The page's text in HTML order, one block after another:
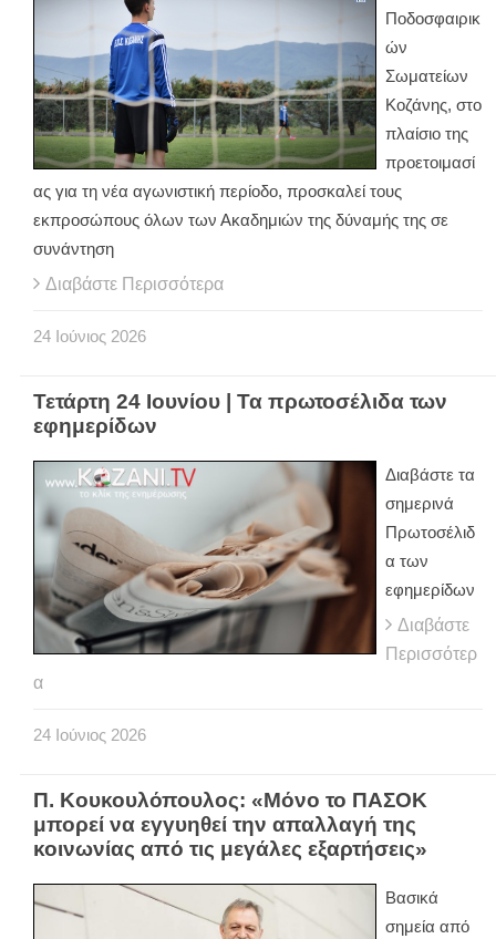
Ποδοσφαιρικ
ών
Σωματείων
Κοζάνης, στο
πλαίσιο της
προετοιμασί
ας για τη νέα αγωνιστική περίοδο, προσκαλεί τους
εκπροσώπους όλων των Ακαδημιών της δύναμής της σε
συνάντηση
Διαβάστε Περισσότερα
24 Ιούνιος 2026
Τετάρτη 24 Ιουνίου | Τα πρωτοσέλιδα των
εφημερίδων
Διαβάστε τα
σημερινά
Πρωτοσέλιδ
α των
εφημερίδων
Διαβάστε
Περισσότερ
α
24 Ιούνιος 2026
Π. Κουκουλόπουλος: «Μόνο το ΠΑΣΟΚ
μπορεί να εγγυηθεί την απαλλαγή της
κοινωνίας από τις μεγάλες εξαρτήσεις»
Βασικά
σημεία από